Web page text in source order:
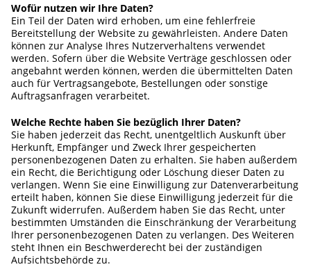
Wofür nutzen wir Ihre Daten?
Ein Teil der Daten wird erhoben, um eine fehlerfreie
Bereitstellung der Website zu gewährleisten. Andere Daten
können zur Analyse Ihres Nutzerverhaltens verwendet
werden. Sofern über die Website Verträge geschlossen oder
angebahnt werden können, werden die übermittelten Daten
auch für Vertragsangebote, Bestellungen oder sonstige
Auftragsanfragen verarbeitet.
Welche Rechte haben Sie bezüglich Ihrer Daten?
Sie haben jederzeit das Recht, unentgeltlich Auskunft über
Herkunft, Empfänger und Zweck Ihrer gespeicherten
personenbezogenen Daten zu erhalten. Sie haben außerdem
ein Recht, die Berichtigung oder Löschung dieser Daten zu
verlangen. Wenn Sie eine Einwilligung zur Datenverarbeitung
erteilt haben, können Sie diese Einwilligung jederzeit für die
Zukunft widerrufen. Außerdem haben Sie das Recht, unter
bestimmten Umständen die Einschränkung der Verarbeitung
Ihrer personenbezogenen Daten zu verlangen. Des Weiteren
steht Ihnen ein Beschwerderecht bei der zuständigen
Aufsichtsbehörde zu.